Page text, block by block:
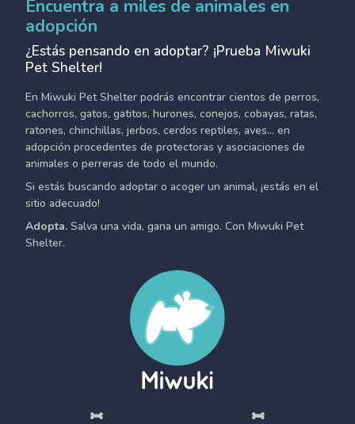
Encuentra a miles de animales en
adopción
¿Estás pensando en adoptar? ¡Prueba Miwuki
Pet Shelter!
En Miwuki Pet Shelter podrás encontrar cientos de perros,
cachorros, gatos, gatitos, hurones, conejos, cobayas, ratas,
ratones, chinchillas, jerbos, cerdos reptiles, aves... en
adopción procedentes de protectoras y asociaciones de
animales o perreras de todo el mundo.
Si estás buscando adoptar o acoger un animal, ¡estás en el
sitio adecuado!
Adopta. Salva una vida, gana un amigo. Con Miwuki Pet
Shelter.